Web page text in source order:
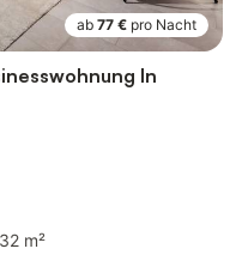
ab 77 € pro Nacht
In
32 m²